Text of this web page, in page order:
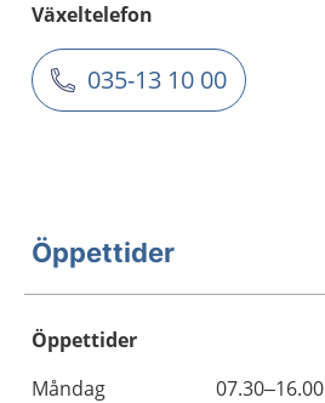
Växeltelefon
035-13 10 00
Öppettider
Öppettider
Dag
Öppettider
Kommentarer
Måndag
07.30–16.00